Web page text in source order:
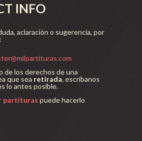
INFO
aclaración o sugerencia, por
de los derechos de una
que sea retirada, escríbanos
lo antes posible.
partituras puede hacerlo